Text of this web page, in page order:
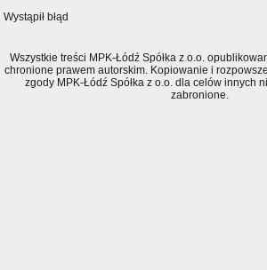
Wystąpił błąd
Wszystkie treści MPK-Łódź Spółka z o.o.
chronione prawem autorskim. Kopiowanie i
zgody MPK-Łódź Spółka z o.o. dla celów innych
zabronione.